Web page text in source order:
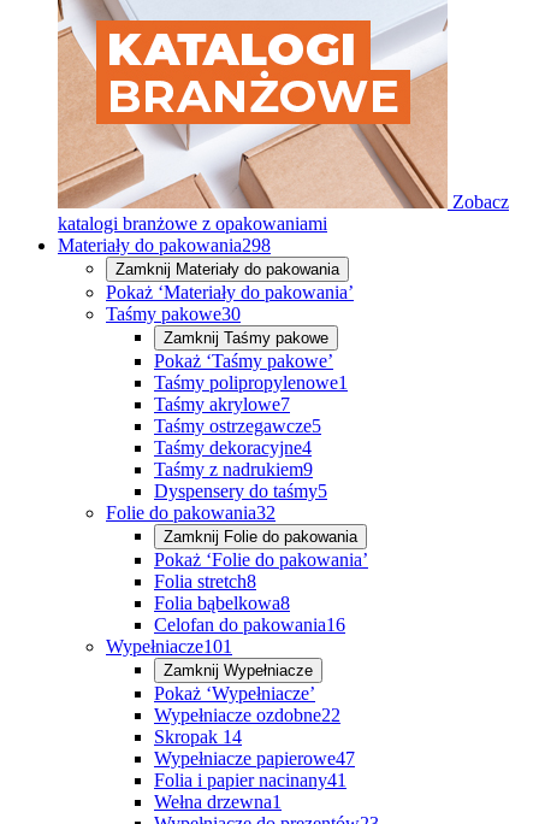
Zobacz
katalogi branżowe z opakowaniami
Materiały do pakowania298
Zamknij Materiały do pakowania
Pokaż ‘Materiały do pakowania’
Taśmy pakowe30
Zamknij Taśmy pakowe
Pokaż ‘Taśmy pakowe’
Taśmy polipropylenowe1
Taśmy akrylowe7
Taśmy ostrzegawcze5
Taśmy dekoracyjne4
Taśmy z nadrukiem9
Dyspensery do taśmy5
Folie do pakowania32
Zamknij Folie do pakowania
Pokaż ‘Folie do pakowania’
Folia stretch8
Folia bąbelkowa8
Celofan do pakowania16
Wypełniacze101
Zamknij Wypełniacze
Pokaż ‘Wypełniacze’
Wypełniacze ozdobne22
Skropak 14
Wypełniacze papierowe47
Folia i papier nacinany41
Wełna drzewna1